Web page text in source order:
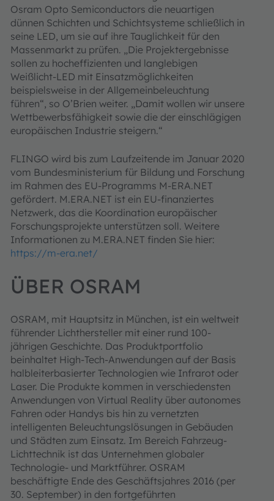
Osram Opto Semiconductors die neuartigen
dünnen Schichten und Schichtsysteme schließlich in
seine LED, um sie auf ihre Tauglichkeit für den
Massenmarkt zu prüfen. „Die Projektergebnisse
sollen zu hocheffizienten und langlebigen
Weißlicht-LED mit Einsatzmöglichkeiten
beispielsweise in der Allgemeinbeleuchtung
führen“, so O’Brien weiter. „Damit wollen wir unsere
Wettbewerbsfähigkeit sowie die der einschlägigen
europäischen Industrie steigern.“
FLINGO wird bis zum Laufzeitende im Januar 2020
vom Bundesministerium für Bildung und Forschung
im Rahmen des EU-Programms M-ERA.NET
gefördert. M.ERA.NET ist ein EU-finanziertes
Netzwerk, das die Koordination europäischer
Forschungsprojekte unterstützen soll. Weitere
Informationen zu M.ERA.NET finden Sie hier:
https://m-era.net/
ÜBER OSRAM
OSRAM, mit Hauptsitz in München, ist ein weltweit
führender Lichthersteller mit einer rund 100-
jährigen Geschichte. Das Produktportfolio
beinhaltet High-Tech-Anwendungen auf der Basis
halbleiterbasierter Technologien wie Infrarot oder
Laser. Die Produkte kommen in verschiedensten
Anwendungen von Virtual Reality über autonomes
Fahren oder Handys bis hin zu vernetzten
intelligenten Beleuchtungslösungen in Gebäuden
und Städten zum Einsatz. Im Bereich Fahrzeug-
Lichttechnik ist das Unternehmen globaler
Technologie- und Marktführer. OSRAM
beschäftigte Ende des Geschäftsjahres 2016 (per
30. September) in den fortgeführten